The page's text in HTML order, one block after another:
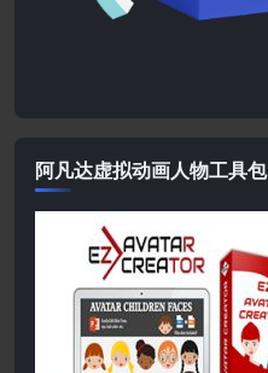
阿凡达虚拟动画人物工具包